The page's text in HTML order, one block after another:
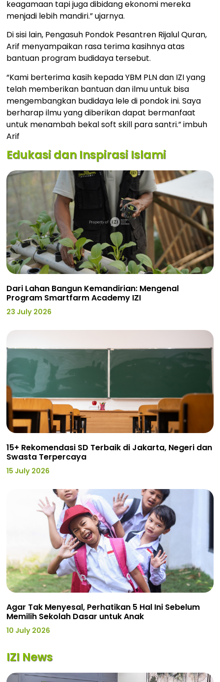
keagamaan tapi juga dibidang ekonomi mereka
menjadi lebih mandiri.” ujarnya.
Di sisi lain, Pengasuh Pondok Pesantren Rijalul Quran,
Arif menyampaikan rasa terima kasihnya atas
bantuan program budidaya tersebut.
“Kami berterima kasih kepada YBM PLN dan IZI yang
telah memberikan bantuan dan ilmu untuk bisa
mengembangkan budidaya lele di pondok ini. Saya
berharap ilmu yang diberikan dapat bermanfaat
untuk menambah bekal soft skill para santri.” imbuh
Arif
Edukasi dan Inspirasi Islami
Dari Lahan Bangun Kemandirian: Mengenal
Program Smartfarm Academy IZI
23 July 2026
15+ Rekomendasi SD Terbaik di Jakarta, Negeri dan
Swasta Terpercaya
15 July 2026
Agar Tak Menyesal, Perhatikan 5 Hal Ini Sebelum
Memilih Sekolah Dasar untuk Anak
10 July 2026
IZI News